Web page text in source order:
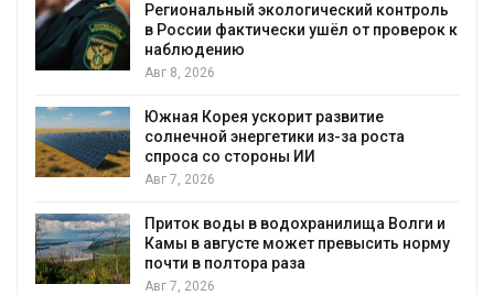
Региональный экологический контроль
в России фактически ушёл от проверок к
наблюдению
Авг 8, 2026
Южная Корея ускорит развитие
солнечной энергетики из-за роста
спроса со стороны ИИ
Авг 7, 2026
Приток воды в водохранилища Волги и
Камы в августе может превысить норму
почти в полтора раза
Авг 7, 2026